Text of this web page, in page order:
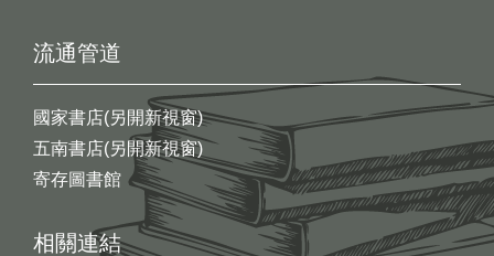
流通管道
國家書店(另開新視窗)
五南書店(另開新視窗)
寄存圖書館
相關連結